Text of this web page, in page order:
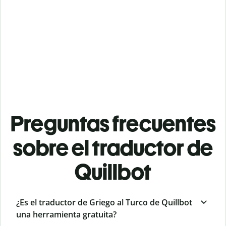
Preguntas frecuentes
sobre el traductor de
Quillbot
¿Es el traductor de Griego al Turco de Quillbot
una herramienta gratuita?